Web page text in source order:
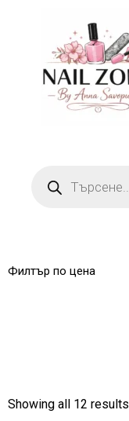
Филтър по цена
Showing all 12 results